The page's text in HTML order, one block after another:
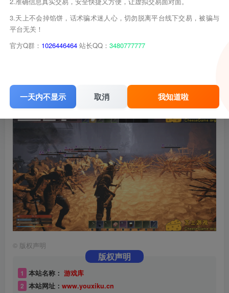
© 版权声明
版权声明
1 本站名称： 游戏库
2 本站网址： www.youxiku.cn
3.天上不会掉馅饼，话术骗术迷人心，切勿脱离平台线下交易，被骗与
平台无关！
官方Q群： 1026446464 站长QQ： 3480777777
一天内不显示 取消 我知道啦